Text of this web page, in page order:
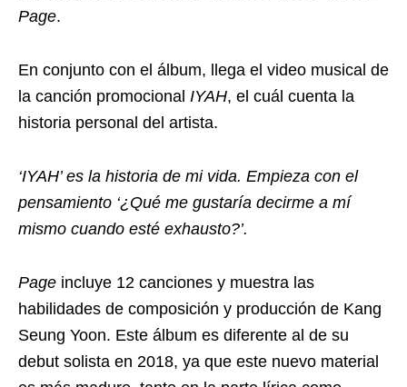
Page.
En conjunto con el álbum, llega el video musical de
la canción promocional IYAH, el cuál cuenta la
historia personal del artista.
‘IYAH’ es la historia de mi vida. Empieza con el
pensamiento ‘¿Qué me gustaría decirme a mí
mismo cuando esté exhausto?’.
Page incluye 12 canciones y muestra las
habilidades de composición y producción de Kang
Seung Yoon. Este álbum es diferente al de su
debut solista en 2018, ya que este nuevo material